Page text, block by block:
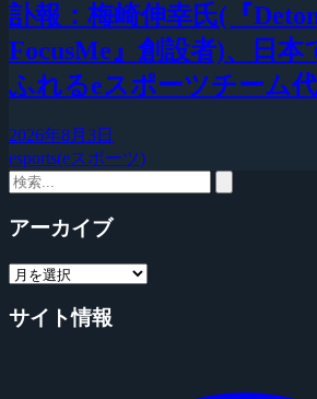
訃報：梅崎伸幸氏(『
FocusMe』創設者)、日本
ふれるeスポーツチーム
2026年8月3日
esports(eスポーツ)
アーカイブ
サイト情報